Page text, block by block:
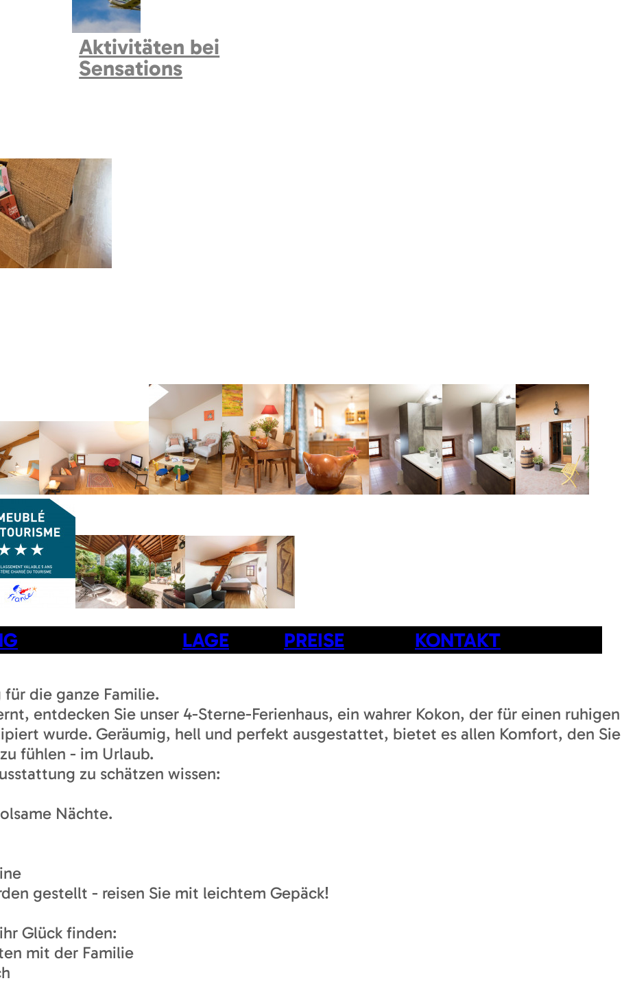
Aktivitäten bei
Sensations
LAGE PREISE KONTAKT
die ganze Familie.
entdecken Sie unser 4-Sterne-Ferienhaus, ein wahrer Kokon, der für einen ruhigen
wurde. Geräumig, hell und perfekt ausgestattet, bietet es allen Komfort, den Sie
fühlen - im Urlaub.
zu schätzen wissen:
Nächte.
gestellt - reisen Sie mit leichtem Gepäck!
Glück finden:
mit der Familie